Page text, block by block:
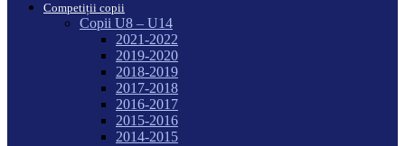
Competiții copii
Copii U8 – U14
2021-2022
2019-2020
2018-2019
2017-2018
2016-2017
2015-2016
2014-2015